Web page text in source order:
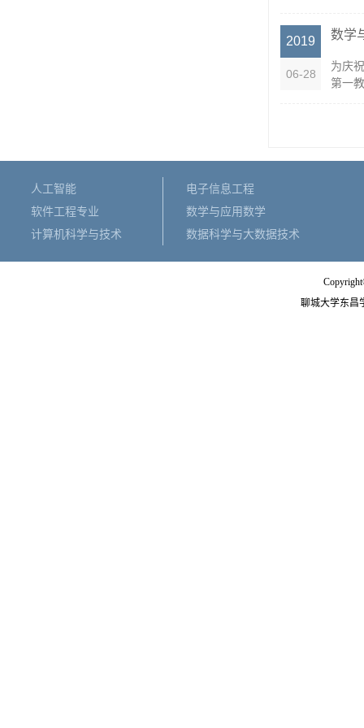
2019
06-28
数学
为庆
第一
人工智能
软件工程专业
计算机科学与技术
电子信息工程
数学与应用数学
数据科学与大数据技术
聊城大学东昌